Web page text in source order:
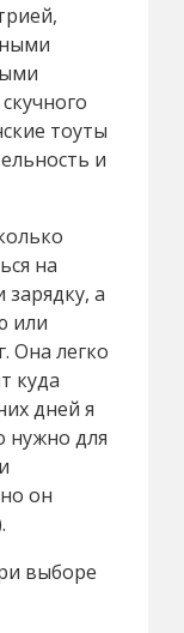
тоуты
и
на
зарядку, а
или
Она легко
куда
дней я
нужно для
он
выборе